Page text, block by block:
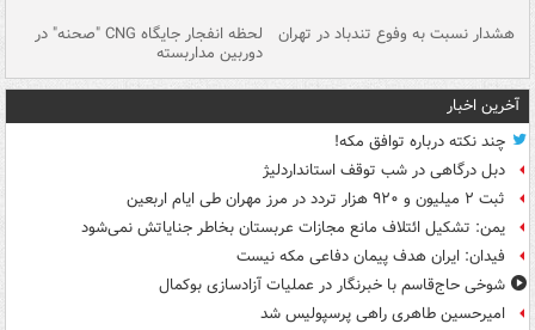
هشدار نسبت به وفوع تندباد در تهران لحظه انفجار جایگاه CNG "صحنه" در
دوربین مداربسته
آخرین اخبار
چند نکته درباره توافق مکه!
دبل درگاهی در شب توقف استانداردلیژ
ثبت ۲ میلیون و ۹۲۰ هزار تردد در مرز مهران طی ایام اربعین
یمن: تشکیل ائتلاف مانع مجازات عربستان بخاطر جنایاتش نمی‌شود
فیدان: ایران هدف پیمان دفاعی مکه نیست
شوخی حاج‌قاسم با خبرنگار در عملیات آزادسازی بوکمال
امیرحسین طاهری راهی پرسپولیس شد